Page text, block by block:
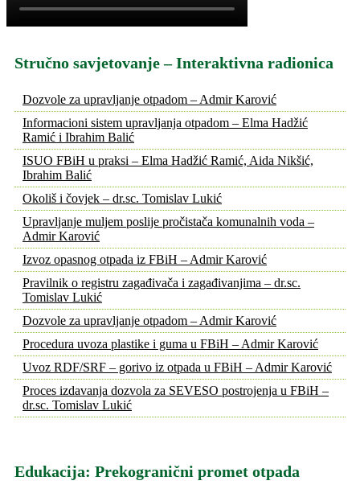
Stručno savjetovanje – Interaktivna radionica
Dozvole za upravljanje otpadom – Admir Karović
Informacioni sistem upravljanja otpadom – Elma Hadžić
Ramić i Ibrahim Balić
ISUO FBiH u praksi – Elma Hadžić Ramić, Aida Nikšić,
Ibrahim Balić
Okoliš i čovjek – dr.sc. Tomislav Lukić
Upravljanje muljem poslije pročistača komunalnih voda –
Admir Karović
Izvoz opasnog otpada iz FBiH – Admir Karović
Pravilnik o registru zagađivača i zagađivanjima – dr.sc.
Tomislav Lukić
Dozvole za upravljanje otpadom – Admir Karović
Procedura uvoza plastike i guma u FBiH – Admir Karović
Uvoz RDF/SRF – gorivo iz otpada u FBiH – Admir Karović
Proces izdavanja dozvola za SEVESO postrojenja u FBiH –
dr.sc. Tomislav Lukić
Edukacija: Prekogranični promet otpada